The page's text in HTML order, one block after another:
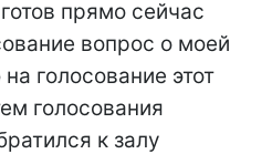
прямо сейчас
вопрос о моей
голосование этот
голосования
к залу